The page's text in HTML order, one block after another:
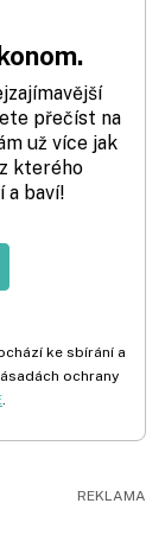
přečíst na
už více jak
kterého
a baví!
ke sbírání a
ochrany
.